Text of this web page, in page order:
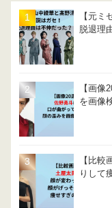
【元ミ
脱退理
【画
を画像
【比
りして